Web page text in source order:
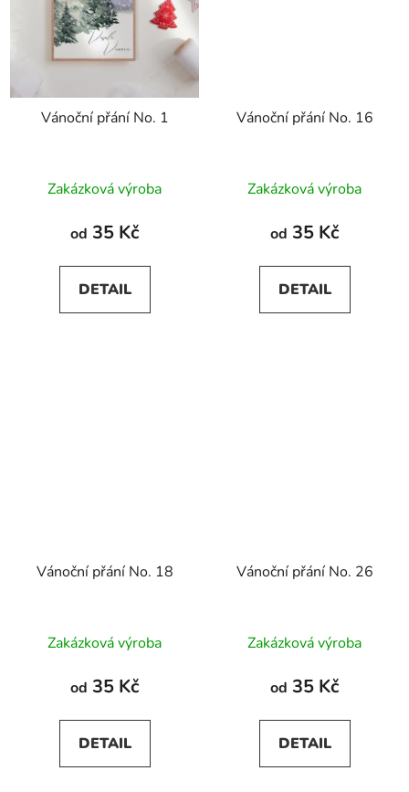
Vánoční přání No. 1
Zakázková výroba
od 35 Kč
DETAIL
Vánoční přání No. 16
Zakázková výroba
od 35 Kč
DETAIL
Vánoční přání No. 18
Zakázková výroba
od 35 Kč
DETAIL
Vánoční přání No. 26
Zakázková výroba
od 35 Kč
DETAIL